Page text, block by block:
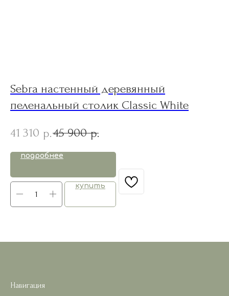
Sebra настенный деревянный
пеленальный столик Classic White
41 310 р.45 900 р.
подробнее
купить
Навигация